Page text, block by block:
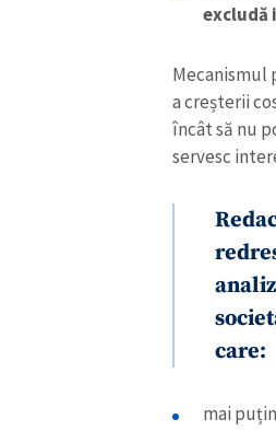
Mecanismul
a creșterii
încât să nu
servesc
care:
mai